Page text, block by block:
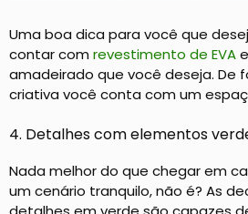
Uma boa dica para você que
contar com revestimento de EVA
amadeirado que você deseja. De
criativa você conta com um
4. Detalhes com elementos
Nada melhor do que chegar em
um cenário tranquilo, não é? As